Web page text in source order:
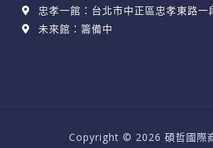
忠孝一館：台北市中正區忠孝東路一
未來館：籌備中
Copyright © 2026 碩哲國際